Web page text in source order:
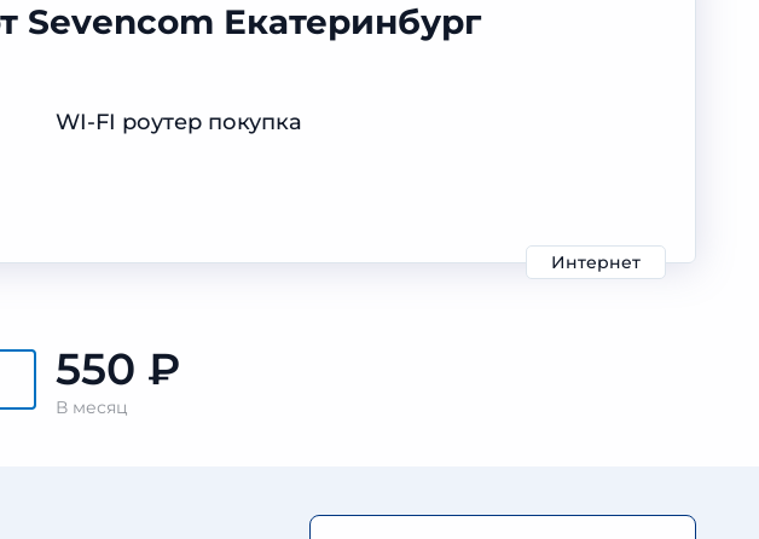
Sevencom Екатеринбург
Интернет
WI-FI роутер покупка
550 ₽
В месяц